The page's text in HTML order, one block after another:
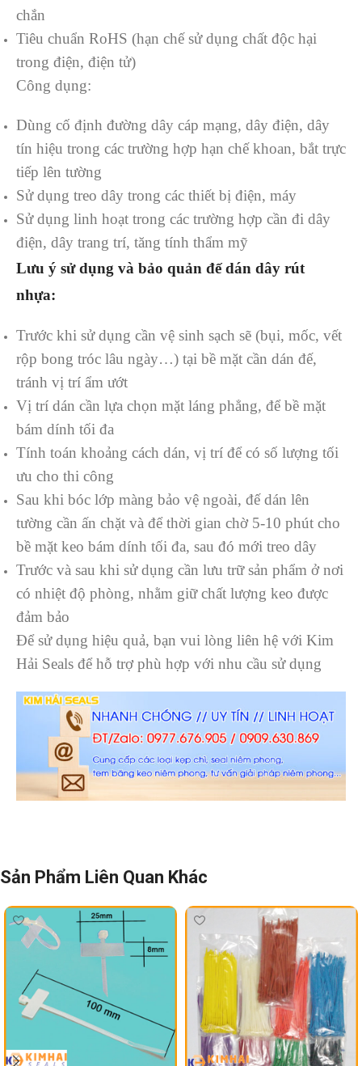
chắn
Tiêu chuẩn RoHS (hạn chế sử dụng chất độc hại
trong điện, điện tử)
Công dụng:
Dùng cố định đường dây cáp mạng, dây điện, dây
tín hiệu trong các trường hợp hạn chế khoan, bắt trực
tiếp lên tường
Sử dụng treo dây trong các thiết bị điện, máy
Sử dụng linh hoạt trong các trường hợp cần đi dây
điện, dây trang trí, tăng tính thẩm mỹ
Lưu ý sử dụng và bảo quản đế dán dây rút
nhựa:
Trước khi sử dụng cần vệ sinh sạch sẽ (bụi, mốc, vết
rộp bong tróc lâu ngày…) tại bề mặt cần dán đế,
tránh vị trí ẩm ướt
Vị trí dán cần lựa chọn mặt láng phẳng, để bề mặt
bám dính tối đa
Tính toán khoảng cách dán, vị trí để có số lượng tối
ưu cho thi công
Sau khi bóc lớp màng bảo vệ ngoài, đế dán lên
tường cần ấn chặt và để thời gian chờ 5-10 phút cho
bề mặt keo bám dính tối đa, sau đó mới treo dây
Trước và sau khi sử dụng cần lưu trữ sản phẩm ở nơi
có nhiệt độ phòng, nhằm giữ chất lượng keo được
đảm bảo
Để sử dụng hiệu quả, bạn vui lòng liên hệ với Kim
Hải Seals để hỗ trợ phù hợp với nhu cầu sử dụng
Sản Phẩm Liên Quan Khác